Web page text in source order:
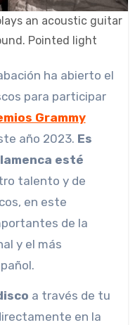
an acoustic guitar
Pointed light
para participar
Grammy
año 2023. Es
esté
talento y de
en este
de la
y el más
a través de tu
en la